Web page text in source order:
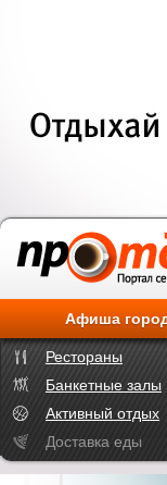
Афиша
Рестораны
Банкетные залы
Активный отдых
Доставка еды